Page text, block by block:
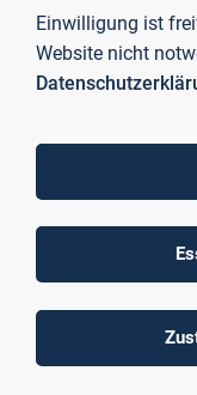
-
(2023).
Real Estate
Springer
Die meisten der in
Einwilligung ist
Website nicht